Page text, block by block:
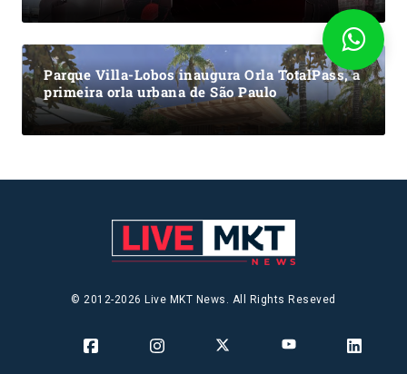
Parque Villa-Lobos inaugura Orla TotalPass, a
primeira orla urbana de São Paulo
© 2012-2026 Live MKT News. All Rights Reseved